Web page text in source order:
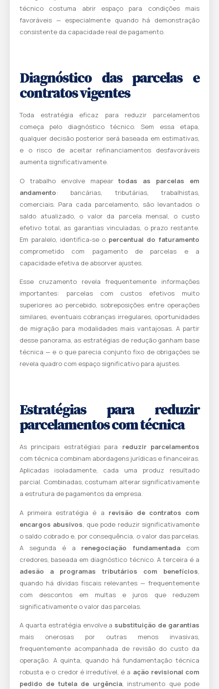
técnico costuma abrir espaço para condições mais
favoráveis — especialmente quando há demonstração
consistente da capacidade real de pagamento.
Diagnóstico das parcelas e
contratos vigentes
Toda estratégia eficaz para reduzir parcelamentos
começa pelo diagnóstico técnico. Sem essa etapa,
qualquer decisão posterior será baseada em estimativas,
e o risco de aceitar refinanciamentos desfavoráveis
aumenta significativamente.
O trabalho envolve mapeartodas as parcelas em
andamento: bancárias, tributárias, trabalhistas,
comerciais. Para cada parcelamento, são levantados o
saldo atualizado, o valor da parcela mensal, o custo
efetivo total, as garantias vinculadas, o prazo restante.
Em paralelo, identifica-se o percentual do faturamento
comprometido com pagamento de parcelas e a
capacidade efetiva de absorver ajustes.
Esse cruzamento revela frequentemente informações
importantes: parcelas com custos efetivos muito
superiores ao percebido, sobreposições entre operações
similares, eventuais cobranças irregulares, oportunidades
de migração para modalidades mais vantajosas. A partir
desse panorama, as estratégias de redução ganham base
técnica — e o que parecia conjunto fixo de obrigações se
revela quadro com espaço significativo para ajustes.
Estratégias para reduzir
parcelamentos com técnica
As principais estratégias para reduzir parcelamentos
com técnica combinam abordagens jurídicas e financeiras.
Aplicadas isoladamente, cada uma produz resultado
parcial. Combinadas, costumam alterar significativamente
a estrutura de pagamentos da empresa.
A primeira estratégia é a revisão de contratos com
encargos abusivos, que pode reduzir significativamente
o saldo cobrado e, por consequência, o valor das parcelas.
A segunda é a renegociação fundamentada com
credores, baseada em diagnóstico técnico. A terceira é a
adesão a programas tributários com benefícios,
quando há dívidas fiscais relevantes — frequentemente
com descontos em multas e juros que reduzem
significativamente o valor das parcelas.
A quarta estratégia envolve a substituição de garantias
mais onerosas por outras menos invasivas,
frequentemente acompanhada de revisão do custo da
operação. A quinta, quando há fundamentação técnica
robusta e o credor é irredutível, é a ação revisional com
pedido de tutela de urgência, instrumento que pode